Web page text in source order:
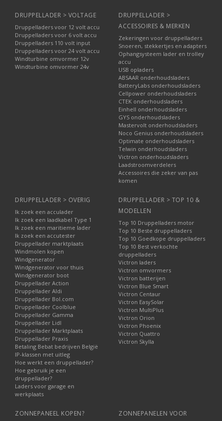
DRUPPELLADER > VOLTAGE
Druppelladers voor 12 volt accu
Druppelladers voor 6 volt accu
Druppelladers 110 volt input
Druppelladers voor 24 volt accu
Windturbine omvormer 12v
Windturbine omvormer 24v
DRUPPELLADER >
ACCESSOIRES & MERKEN
Zekeringen voor druppelladers
Snoeren, stekkertjes en adapters
Ophangsysteem lader en trolley
accu
USB opladers
ABSAAR onderhoudsladers
BatteryLabs onderhoudsladers
Cellpower onderhoudsladers
CTEK onderhoudsladers
Einhell onderhoudsladers
GYS onderhoudsladers
Mastervolt onderhoudsladers
Noco Genius onderhoudsladers
Optimate onderhoudsladers
Telwin onderhoudsladers
Victron onderhoudsladers
Laadstroomverdelers
Accessoires die zeker van pas
komen
DRUPPELLADER > OVERIG
Ik zoek een acculader
Ik zoek een laadkabel Type 1
Ik zoek een maritieme lader
Ik zoek een accutester
Druppellader marktplaats
Windmolen kopen
Windgenerator
Windgenerator voor thuis
Windgenerator boot
Druppellader Action
Druppellader Aldi
Druppellader Bol.com
Druppellader Coolblue
Druppellader Gamma
Druppellader Lidl
Druppellader Marktplaats
Druppellader Praxis
Betaling Bebat bedrijven België
IP-klassen met uitleg
Hoe werkt een druppellader?
Hoe gebruik je een
druppellader?
Laders voor garage en
werkplaats
DRUPPELLADER > TOP 10 &
MODELLEN
Top 10 Druppelladers motor
Top 10 Beste druppelladers
Top 10 Goedkope druppelladers
Top 10 Best verkochte
druppelladers
Victron laders
Victron omvormers
Victron batterijen
Victron Blue Smart
Victron Centaur
Victron EasySolar
Victron MultiPlus
Victron Orion
Victron Phoenix
Victron Quattro
Victron Skylla
ZONNEPANEEL KOPEN? ZONNEPANELEN VOOR